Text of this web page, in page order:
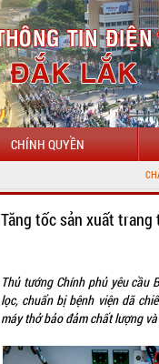
CHÍNH QUYỀN
CHÀO MỪNG ĐẾN
Tăng tốc sản xuất
Thủ tướng Chính phủ yêu cầu
lọc, chuẩn bị bệnh viện dã
máy thở bảo đảm chất lượng